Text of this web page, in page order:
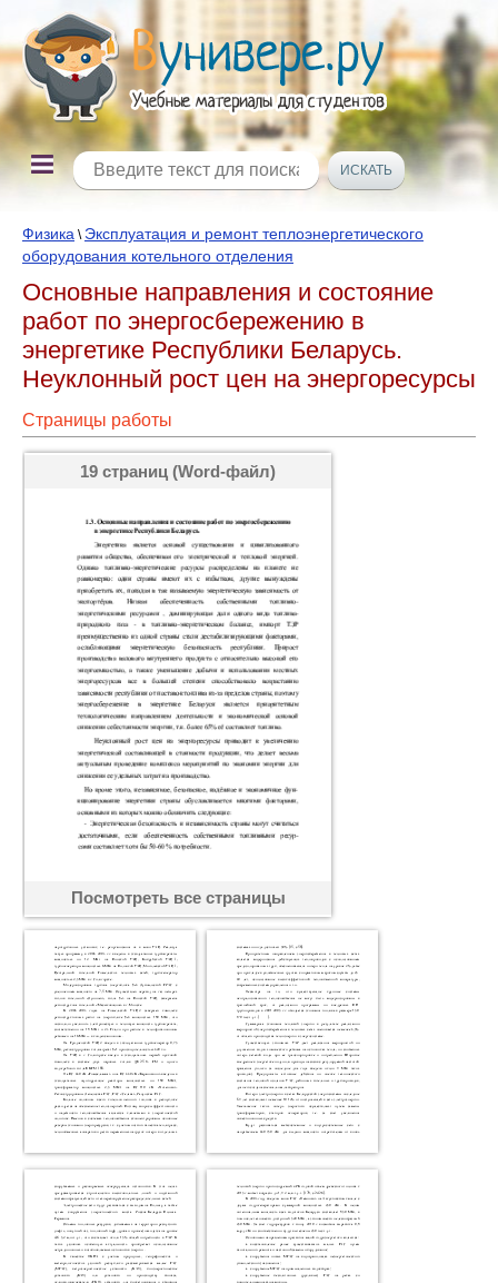
Физика \ Эксплуатация и ремонт теплоэнергетического
оборудования котельного отделения
Основные направления и состояние
работ по энергосбережению в
энергетике Республики Беларусь.
Неуклонный рост цен на энергоресурсы
Страницы работы
19 страниц (Word-файл)
Посмотреть все страницы